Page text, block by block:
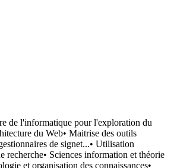
de l'informatique pour l'exploration du
du Web• Maitrise des outils
de signet...• Utilisation
recherche• Sciences information et théorie
et organisation des connaissances•